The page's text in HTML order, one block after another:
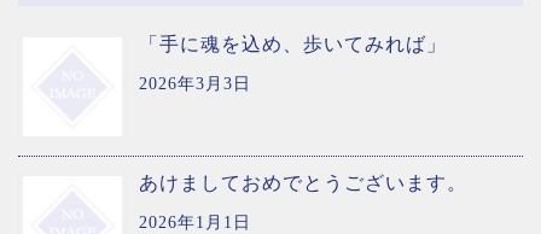
「手に魂を込め、歩いてみれば」
2026年3月3日
あけましておめでとうございます。
2026年1月1日